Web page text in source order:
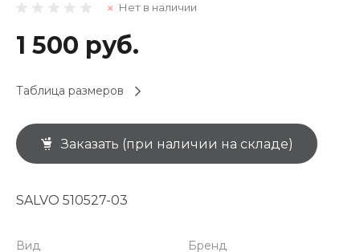
Нет в наличии
1 500 руб.
Таблица размеров
Заказать (при наличии на складе)
SALVO 510527-03
Вид
Бренд